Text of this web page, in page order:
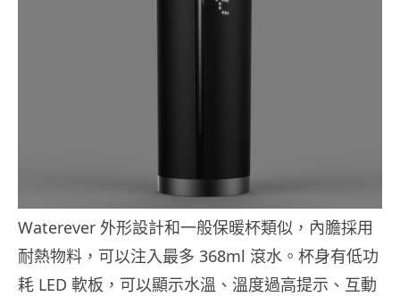
Waterever 外形設計和一般保暖杯類似，內膽採用
耐熱物料，可以注入最多 368ml 滾水。杯身有低功
耗 LED 軟板，可以顯示水溫、溫度過高提示、互動